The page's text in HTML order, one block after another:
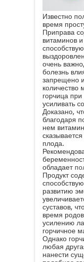
Горчица
и
Известно
время
Приправа
витаминов
очень
болезнь
запрещено
количество
горчица
усиливать
Доказано,
благодаря
нем